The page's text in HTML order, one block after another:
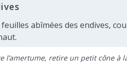
abîmées des endives,
l’amertume, retire un petit cône à